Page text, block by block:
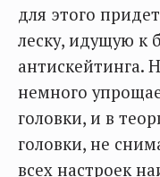
для этого
леску, идущую к
антискейтинга.
немного
головки, и в
головки, не
всех настроек